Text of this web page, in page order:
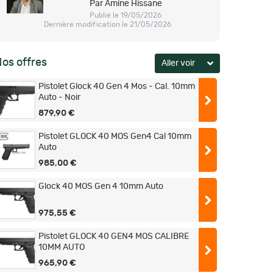
Par Amine Hissane
Publié le 19/05/2026
Dernière modification le 21/05/2026
offres
Pistolet Glock 40 Gen 4 Mos - Cal. 10mm
Auto - Noir
879,90 €
Pistolet GLOCK 40 MOS Gen4 Cal 10mm
Auto
985,00 €
Glock 40 MOS Gen 4 10mm Auto
975,55 €
Pistolet GLOCK 40 GEN4 MOS CALIBRE
10MM AUTO
965,90 €